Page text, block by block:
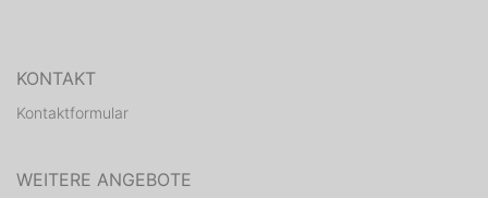
KONTAKT
Kontaktformular
WEITERE ANGEBOTE